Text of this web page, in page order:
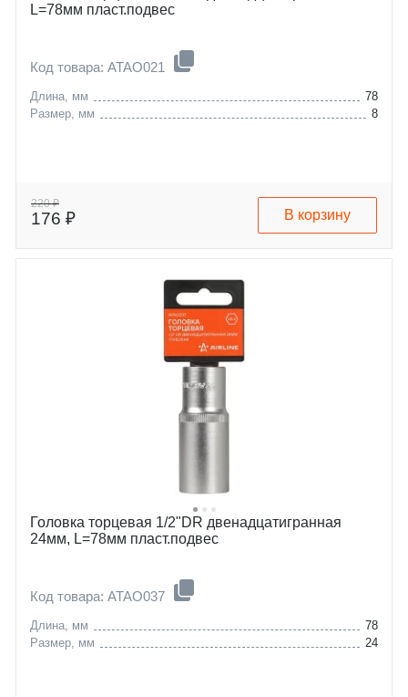
L=78мм пласт.подвес
Код товара: ATAO021
Длина, мм
78
Размер, мм
8
220 ₽
176 ₽ В корзину
Головка торцевая 1/2"DR двенадцатигранная
24мм, L=78мм пласт.подвес
Код товара: ATAO037
Длина, мм
78
Размер, мм
24